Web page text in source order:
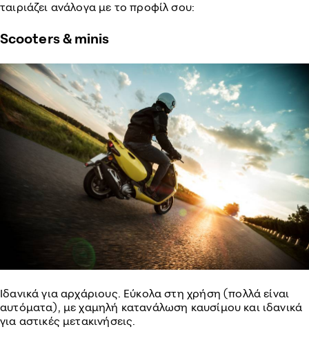
ταιριάζει ανάλογα με το προφίλ σου:
Scooters & minis
Ιδανικά για αρχάριους. Εύκολα στη χρήση (πολλά είναι
αυτόματα), με χαμηλή κατανάλωση καυσίμου και ιδανικά
για αστικές μετακινήσεις.